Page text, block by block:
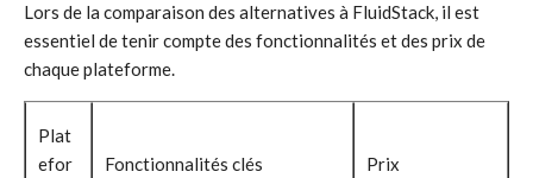
Lors de la comparaison des alternatives à FluidStack, il est
essentiel de tenir compte des fonctionnalités et des prix de
chaque plateforme.
Plat
efor
Fonctionnalités clés Prix